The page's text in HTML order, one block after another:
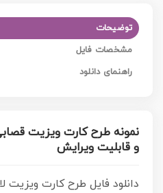
توضیحات
مشخصات فایل
راهنمای دانلود
نمونه طرح کارت ویزیت
و قابلیت ویرایش
دانلود فایل طرح کارت ویزیت